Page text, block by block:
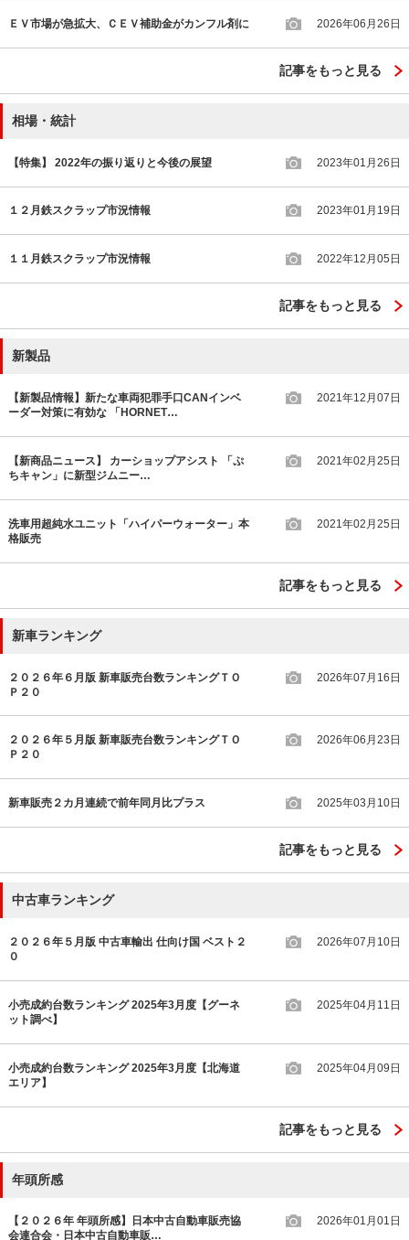
ＥＶ市場が急拡大、ＣＥＶ補助金がカンフル剤に 2026年06月26日
記事をもっと見る
相場・統計
【特集】 2022年の振り返りと今後の展望 2023年01月26日
１２月鉄スクラップ市況情報 2023年01月19日
１１月鉄スクラップ市況情報 2022年12月05日
記事をもっと見る
新製品
【新製品情報】新たな車両犯罪手口CANインベ
ーダー対策に有効な 「HORNET…
2021年12月07日
【新商品ニュース】 カーショップアシスト 「ぷ
ちキャン」に新型ジムニー…
2021年02月25日
洗車用超純水ユニット「ハイパーウォーター」本
格販売
2021年02月25日
記事をもっと見る
新車ランキング
２０２６年６月版 新車販売台数ランキングＴＯ
Ｐ２０
2026年07月16日
２０２６年５月版 新車販売台数ランキングＴＯ
Ｐ２０
2026年06月23日
新車販売２カ月連続で前年同月比プラス 2025年03月10日
記事をもっと見る
中古車ランキング
２０２６年５月版 中古車輸出 仕向け国 ベスト２
０
2026年07月10日
小売成約台数ランキング 2025年3月度【グーネ
ット調べ】
2025年04月11日
小売成約台数ランキング 2025年3月度【北海道
エリア】
2025年04月09日
記事をもっと見る
年頭所感
【２０２６年 年頭所感】日本中古自動車販売協
会連合会・日本中古自動車販…
2026年01月01日